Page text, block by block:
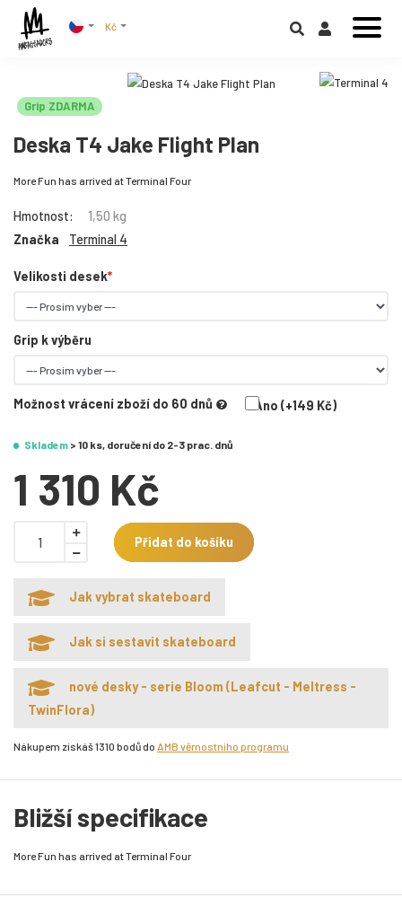
Kč
Grip ZDARMA
Deska T4 Jake Flight Plan
More Fun has arrived at Terminal Four
Hmotnost:
1,50 kg
Značka
Terminal 4
Velikosti desek
Grip k výběru
Možnost vrácení zboží do 60 dnů Ano (+149 Kč)
Skladem > 10 ks, doručení do 2-3 prac. dnů
1 310 Kč
Přidat do košíku
Jak vybrat skateboard
Jak si sestavit skateboard
nové desky - serie Bloom (Leafcut - Meltress -
TwinFlora)
Nákupem získáš 1310 bodů do AMB věrnostního programu
Bližší specifikace
More Fun has arrived at Terminal Four